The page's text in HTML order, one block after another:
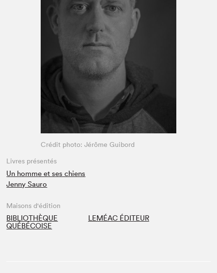
Espace enseignant·e·s
Espace pro
Crédit photo: Jérôme Guibord
Livres présentés
Un homme et ses chiens
Jenny Sauro
Maisons d'édition
BIBLIOTHÈQUE
QUÉBÉCOISE
LEMÉAC ÉDITEUR